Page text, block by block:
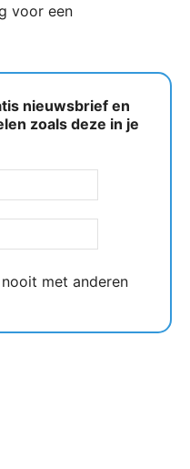
voor een
nieuwsbrief en
zoals deze in je
met anderen